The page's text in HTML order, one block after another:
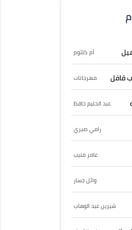
أم كلثوم
قافل مهرجانات
عبد الحليم حافظ
رامي صبري
عامر منيب
وائل جسار
شيرين عبد الوهاب